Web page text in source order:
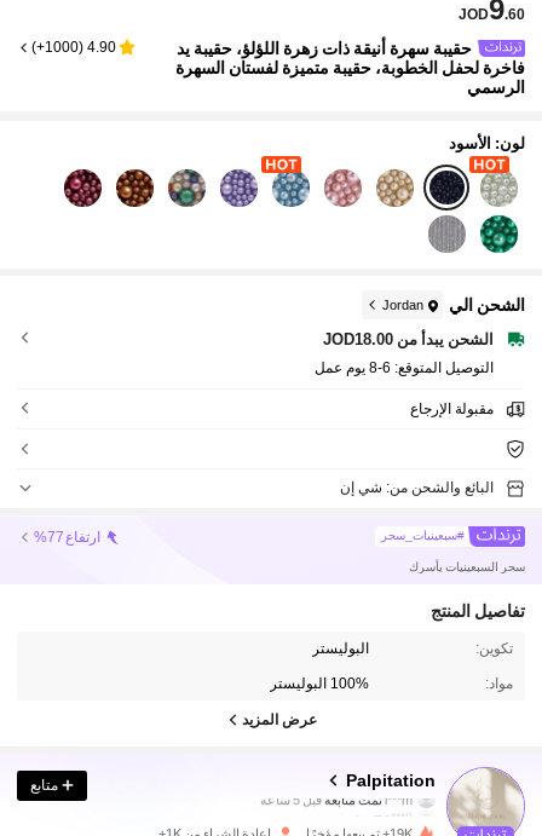
JOD9.60
حقيبة سهرة أنيقة ذات زهرة اللؤلؤ، حقيبة يد
فاخرة لحفل الخطوبة، حقيبة متميزة لفستان السهرة
الرسمي
4.90
(
1000+
)
لون: الأسود
الشحن الي Jordan
الشحن يبدأ من JOD18.00
التوصيل المتوقع: 6-8 يوم عمل
مقبولة الإرجاع
البائع والشحن من: شي إن
#سبعينيات_سحر ارتفاع %77
سحر السبعينيات يأسرك
تفاصيل المنتج
تكوين: البوليستر
مواد: 100% البوليستر
عرض المزيد
Palpitation
l***mتمت متابعة
a***8 تتصفح
4.90
متابع